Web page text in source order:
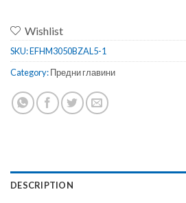
Wishlist
SKU:EFHM3050BZAL5-1
Category:Предни главини
DESCRIPTION